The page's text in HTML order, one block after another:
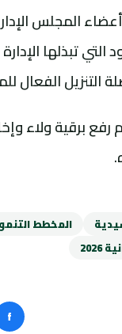
المجلس
التي تبذلها
التنزيل الفعال
رفع برقية ولاء
المخطط
2026
f